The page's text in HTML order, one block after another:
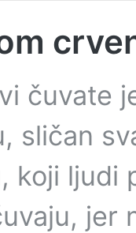
čuvate
sličan
koji ljudi
jer